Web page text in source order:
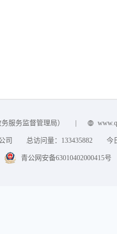
服务监督管理局）
司 总访问量： 133435882 今
青公网安备63010402000415号